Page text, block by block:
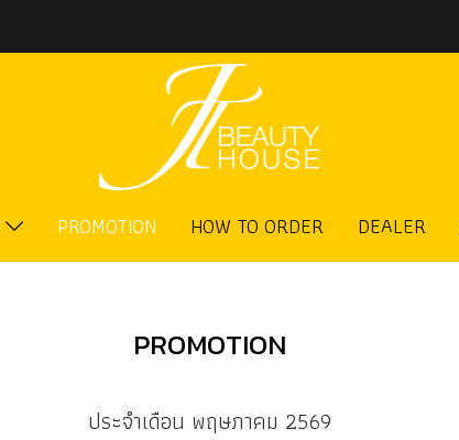
PROMOTION HOW TO ORDER DEALER
PROMOTION
ประจำเดือน พฤษภาคม 2569